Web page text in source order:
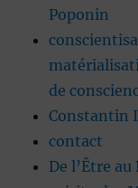
Poponin
de
Constantin
contact
De l’Être